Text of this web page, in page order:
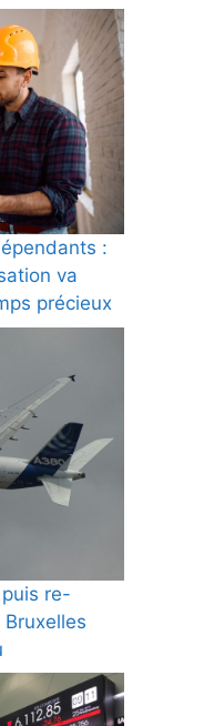
:
va
précieux
re-